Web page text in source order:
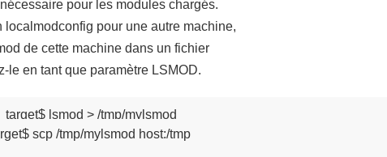
pour les modules chargés.
localmodconfig pour une autre machine,
de cette machine dans un fichier
le en tant que paramètre LSMOD.
target$ lsmod > /tmp/mylsmod
target$ scp /tmp/mylsmod host:/tmp